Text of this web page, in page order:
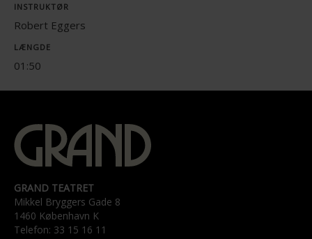
INSTRUKTØR
Robert Eggers
LÆNGDE
01:50
GRAND TEATRET
Mikkel Bryggers Gade 8
1460 København K
Telefon: 33 15 16 11